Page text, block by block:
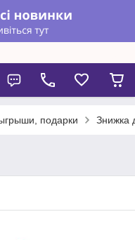
подарки Знижка